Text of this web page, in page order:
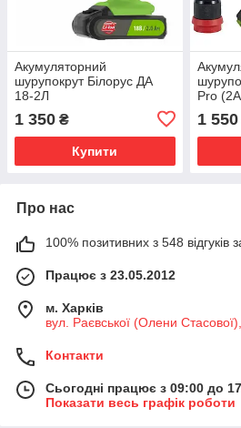
Акумуляторний
шурупокрут Білорус ДА
18-2Л
1 350 ₴
Купити
Pro
1 550
Про нас
100% позитивних з 548 відгуків
Працює з 23.05.2012
м. Харків
вул. Раєвської (Олени
Контакти
Сьогодні працює з 09:00 до
Показати весь графік роботи